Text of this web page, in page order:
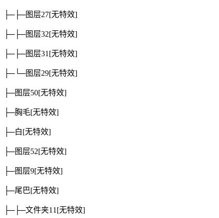
├─├─图层27[无特效]
├─├─图层32[无特效]
├─├─图层31[无特效]
├─└─图层29[无特效]
├─图层50[无特效]
├─胸毛[无特效]
├─白 [无特效]
├─图层52[无特效]
├─图层9[无特效]
├─尾巴[无特效]
├─├─文件夹11[无特效]